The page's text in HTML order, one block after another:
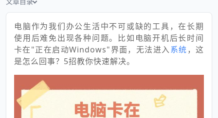
电脑作为我们办公生活中不可或缺的工具，在长期
使用后难免出现各种问题。比如电脑开机后长时间
卡在"正在启动Windows"界面，无法进入系统 ，这
是怎么回事？5招教你快速解决。